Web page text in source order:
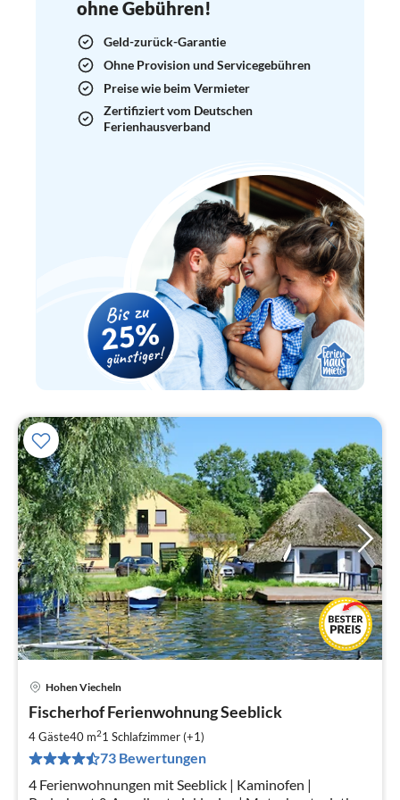
ohne Gebühren!
Geld-zurück-Garantie
Ohne Provision und Servicegebühren
Preise wie beim Vermieter
Zertifiziert vom Deutschen
Ferienhausverband
Hohen Viecheln
Fischerhof Ferienwohnung Seeblick
4 Gäste40 m21 Schlafzimmer (+1)
73 Bewertungen
4 Ferienwohnungen mit Seeblick | Kaminofen |